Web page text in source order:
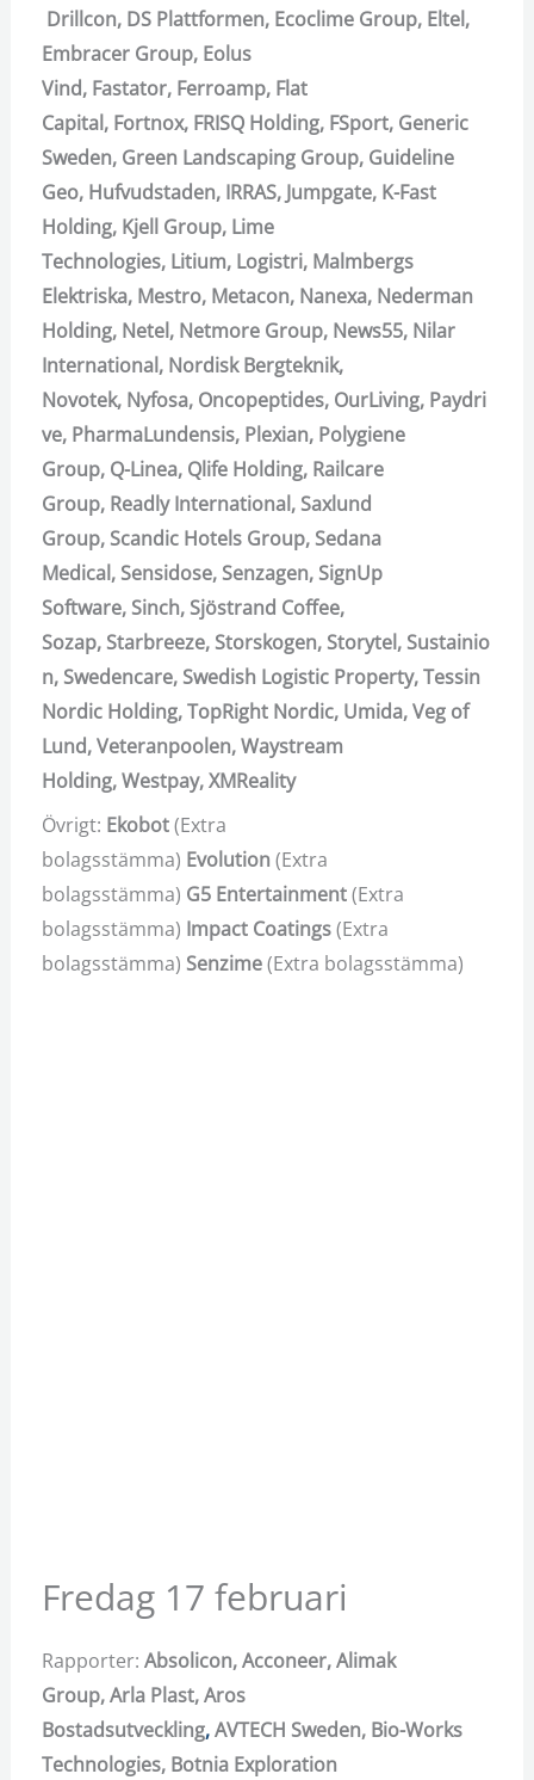
Drillcon, DS Plattformen, Ecoclime Group, Eltel,
Embracer Group, Eolus
Vind, Fastator, Ferroamp, Flat
Capital, Fortnox, FRISQ Holding, FSport, Generic
Sweden, Green Landscaping Group, Guideline
Geo, Hufvudstaden, IRRAS, Jumpgate, K-Fast
Holding, Kjell Group, Lime
Technologies, Litium, Logistri, Malmbergs
Elektriska, Mestro, Metacon, Nanexa, Nederman
Holding, Netel, Netmore Group, News55, Nilar
International, Nordisk Bergteknik,
Novotek, Nyfosa, Oncopeptides, OurLiving, Paydri
ve, PharmaLundensis, Plexian, Polygiene
Group, Q-Linea, Qlife Holding, Railcare
Group, Readly International, Saxlund
Group, Scandic Hotels Group, Sedana
Medical, Sensidose, Senzagen, SignUp
Software, Sinch, Sjöstrand Coffee,
Sozap, Starbreeze, Storskogen, Storytel, Sustainio
n, Swedencare, Swedish Logistic Property,Tessin
Nordic Holding,TopRight Nordic, Umida,Veg of
Lund,Veteranpoolen,Waystream
Holding,Westpay,XMReality
Övrigt: Ekobot(Extra
bolagsstämma) Evolution (Extra
bolagsstämma) G5 Entertainment(Extra
bolagsstämma) Impact Coatings(Extra
bolagsstämma) Senzime(Extra bolagsstämma)
Fredag 17 februari
Rapporter: Absolicon,Acconeer,Alimak
Group,Arla Plast,Aros
Bostadsutveckling,AVTECH Sweden, Bio-Works
Technologies, Botnia Exploration